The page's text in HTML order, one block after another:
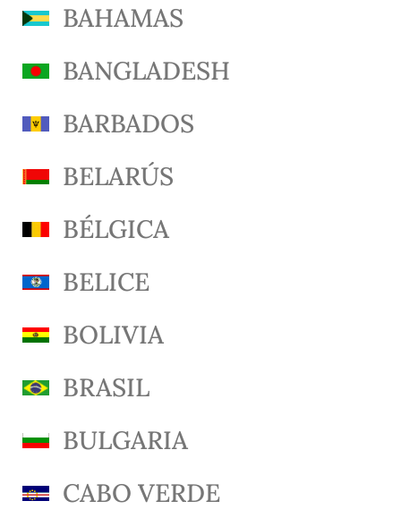
BAHAMAS
BANGLADESH
BARBADOS
BELARÚS
BÉLGICA
BELICE
BOLIVIA
BRASIL
BULGARIA
CABO VERDE